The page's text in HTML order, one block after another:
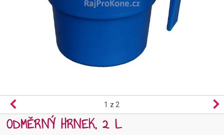
1 z 2
ODMĚRNÝ HRNEK, 2 L